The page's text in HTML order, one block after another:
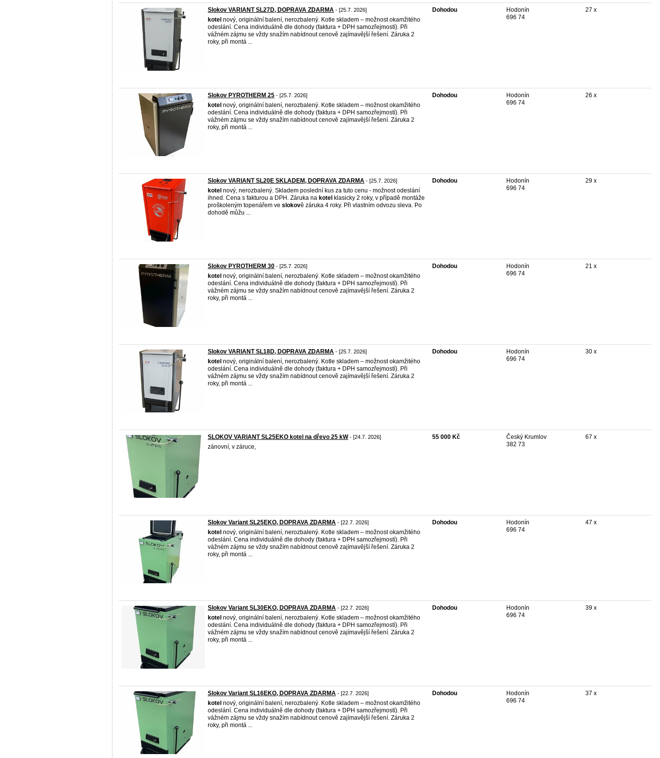
Slokov VARIANT SL27D, DOPRAVA ZDARMA - [25.7. 2026]
kotel nový, originální balení, nerozbalený. Kotle skladem – možnost okamžitého
odeslání. Cena individuálně dle dohody (faktura + DPH samozřejmostí). Při
vážném zájmu se vždy snažím nabídnout cenově zajímavější řešení. Záruka 2
roky, při montá ...
Dohodou
Hodonín
696 74
27 x
Slokov PYROTHERM 25 - [25.7. 2026]
kotel nový, originální balení, nerozbalený. Kotle skladem – možnost okamžitého
odeslání. Cena individuálně dle dohody (faktura + DPH samozřejmostí). Při
vážném zájmu se vždy snažím nabídnout cenově zajímavější řešení. Záruka 2
roky, při montá ...
Dohodou
Hodonín
696 74
26 x
Slokov VARIANT SL20E SKLADEM, DOPRAVA ZDARMA - [25.7. 2026]
kotel nový, nerozbalený. Skladem poslední kus za tuto cenu - možnost odeslání
ihned. Cena s fakturou a DPH. Záruka na kotel klasicky 2 roky, v případě montáže
proškoleným topenářem ve slokově záruka 4 roky. Při vlastním odvozu sleva. Po
dohodě můžu ...
Dohodou
Hodonín
696 74
29 x
Slokov PYROTHERM 30 - [25.7. 2026]
kotel nový, originální balení, nerozbalený. Kotle skladem – možnost okamžitého
odeslání. Cena individuálně dle dohody (faktura + DPH samozřejmostí). Při
vážném zájmu se vždy snažím nabídnout cenově zajímavější řešení. Záruka 2
roky, při montá ...
Dohodou
Hodonín
696 74
21 x
Slokov VARIANT SL18D, DOPRAVA ZDARMA - [25.7. 2026]
kotel nový, originální balení, nerozbalený. Kotle skladem – možnost okamžitého
odeslání. Cena individuálně dle dohody (faktura + DPH samozřejmostí). Při
vážném zájmu se vždy snažím nabídnout cenově zajímavější řešení. Záruka 2
roky, při montá ...
Dohodou
Hodonín
696 74
30 x
SLOKOV VARIANT SL25EKO kotel na dřevo 25 kW- [24.7. 2026]
zánovní, v záruce,
55 000 Kč
Český Krumlov
382 73
67 x
Slokov Variant SL25EKO, DOPRAVA ZDARMA - [22.7. 2026]
kotel nový, originální balení, nerozbalený. Kotle skladem – možnost okamžitého
odeslání. Cena individuálně dle dohody (faktura + DPH samozřejmostí). Při
vážném zájmu se vždy snažím nabídnout cenově zajímavější řešení. Záruka 2
roky, při montá ...
Dohodou
Hodonín
696 74
47 x
Slokov Variant SL30EKO, DOPRAVA ZDARMA - [22.7. 2026]
kotel nový, originální balení, nerozbalený. Kotle skladem – možnost okamžitého
odeslání. Cena individuálně dle dohody (faktura + DPH samozřejmostí). Při
vážném zájmu se vždy snažím nabídnout cenově zajímavější řešení. Záruka 2
roky, při montá ...
Dohodou
Hodonín
696 74
39 x
Slokov Variant SL16EKO, DOPRAVA ZDARMA - [22.7. 2026]
kotel nový, originální balení, nerozbalený. Kotle skladem – možnost okamžitého
odeslání. Cena individuálně dle dohody (faktura + DPH samozřejmostí). Při
vážném zájmu se vždy snažím nabídnout cenově zajímavější řešení. Záruka 2
roky, při montá ...
Dohodou
Hodonín
696 74
37 x